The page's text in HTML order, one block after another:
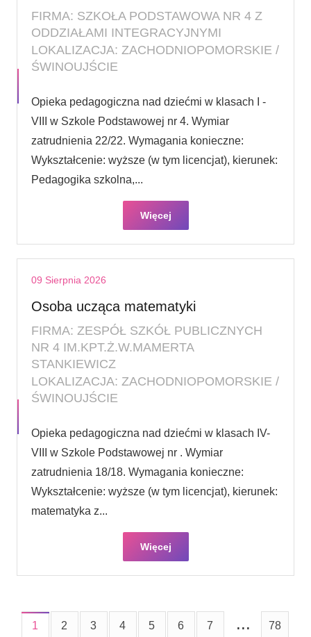
FIRMA: SZKOŁA PODSTAWOWA NR 4 Z
ODDZIAŁAMI INTEGRACYJNYMI
LOKALIZACJA: ZACHODNIOPOMORSKIE /
ŚWINOUJŚCIE
Opieka pedagogiczna nad dziećmi w klasach I -
VIII w Szkole Podstawowej nr 4. Wymiar
zatrudnienia 22/22. Wymagania konieczne:
Wykształcenie: wyższe (w tym licencjat), kierunek:
Pedagogika szkolna,...
Więcej
09 Sierpnia 2026
Osoba ucząca matematyki
FIRMA: ZESPÓŁ SZKÓŁ PUBLICZNYCH
NR 4 IM.KPT.Ż.W.MAMERTA
STANKIEWICZ
LOKALIZACJA: ZACHODNIOPOMORSKIE /
ŚWINOUJŚCIE
Opieka pedagogiczna nad dziećmi w klasach IV-
VIII w Szkole Podstawowej nr . Wymiar
zatrudnienia 18/18. Wymagania konieczne:
Wykształcenie: wyższe (w tym licencjat), kierunek:
matematyka z...
Więcej
1 2 3 4 5 6 7 ... 78